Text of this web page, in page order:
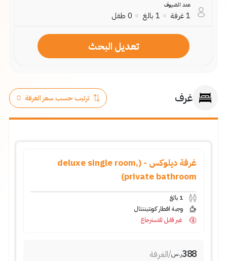
عدد الضيوف
1غرفة 1 بالغ 0 طفل
تعديل البحث
غرف
غرفة ديلوكس - (deluxe single room,
private bathroom)
1 بالغ
وجبة افطار كونتيننتال
غير قابل للاسترجاع
388ر.س/الغرفة